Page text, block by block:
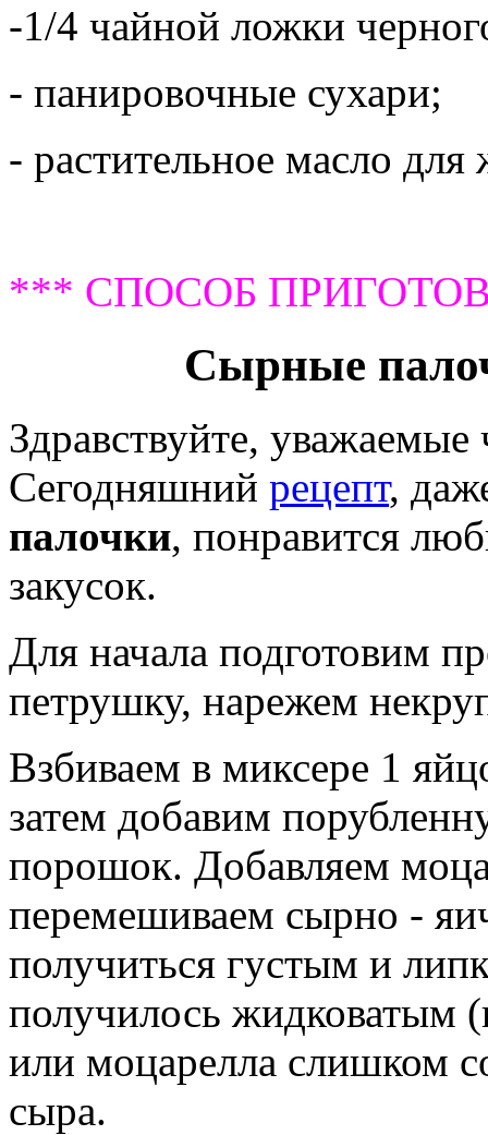
-1/4 чайной ложки
- панировочные сухари;
- растительное масло для
*** СПОСОБ
Сырные
Здравствуйте, уважаемые
Сегодняшний рецепт,
палочки, понравится
закусок.
Для начала подготовим
петрушку, нарежем
Взбиваем в миксере 1
затем добавим
порошок. Добавляем
перемешиваем сырно -
получиться густым и
получилось жидковатым
или моцарелла слишком
сыра.